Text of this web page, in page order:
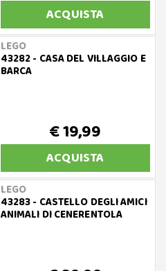
ACQUISTA
LEGO
43282 - CASA DEL VILLAGGIO E
BARCA
€ 19,99
ACQUISTA
LEGO
43283 - CASTELLO DEGLI AMICI
ANIMALI DI CENERENTOLA